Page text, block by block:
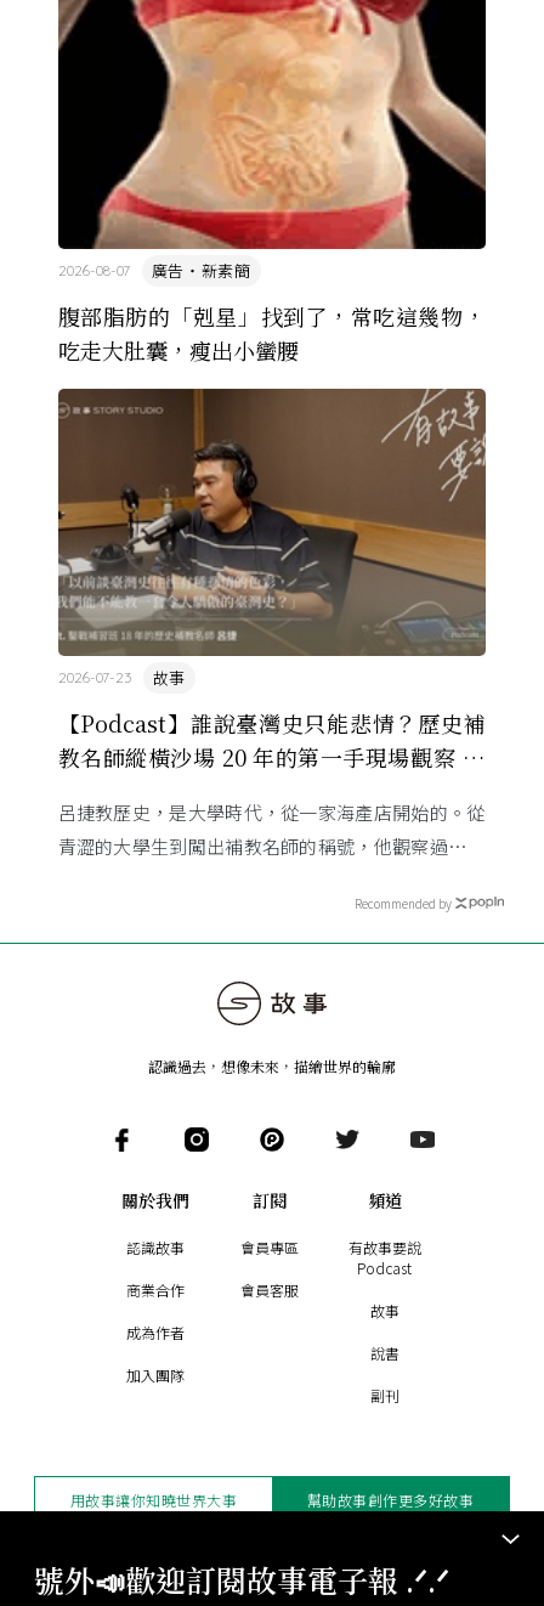
腹部脂肪的「剋星」找到了，常吃這幾物，
吃走大肚囊，瘦出小蠻腰
廣告・新素簡
2026-08-07
【Podcast】誰說臺灣史只能悲情？歷史補
教名師縱橫沙場 20 年的第一手現場觀察 ft.
故事
2026-07-23
呂捷教歷史，是大學時代，從一家海產店開始的。從
青澀的大學生到闖出補教名師的稱號，他觀察過幾十
Recommended by
號外📣歡迎訂閱故事電子報 .ᐟ‪‪.ᐟ
認識過去，想像未來 ， 描繪世界的輪廓
關於我們
認識故事
商業合作
成為作者
加入團隊
訂閱
會員專區
會員客服
頻道
有故事要說
Podcast
故事
說書
副刊
用故事讓你知曉世界大事 幫助故事創作更多好故事